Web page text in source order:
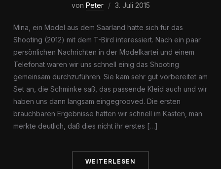
von Peter 3. Juli 2015
Mina, ein Model aus dem Saarland hatte sich für das
Shooting (2012) mit dem T-Bird interessiert. Nach ein paar
persönlichen Nachrichten in der Modelkartei und einem
Telefonat waren wir uns schnell einig das Shooting
gemeinsam durchzuführen. Sie kam sehr gut vorbereitet am
Set an, die Schminke saß, das passende Kleid auch und wir
haben uns dann langsam eingegrooved. Die ersten
brauchbaren Ergebnisse hatten wir schnell im Kasten, man
merkte deutlich, daß dies nicht ihr erstes […]
WEITERLESEN